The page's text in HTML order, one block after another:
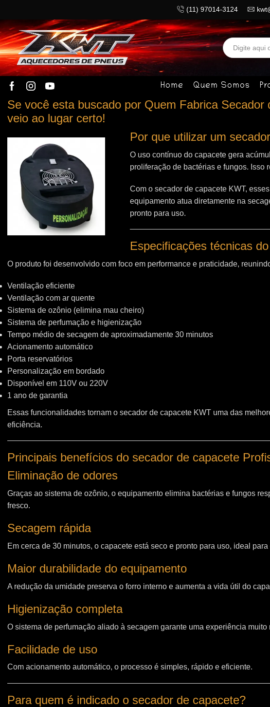
(11) 97014-3124
Home Quem Somos
Se você esta buscado por Quem Fabrica
veio ao lugar certo!
Por que utilizar um
O uso contínuo do capacete gera
proliferação de bactérias e fungos. Isso
Com o secador de capacete KWT,
equipamento atua diretamente na
pronto para uso.
Especificações técnicas
O produto foi desenvolvido com foco em performance e praticidade,
Ventilação eficiente
Ventilação com ar quente
Sistema de ozônio (elimina mau cheiro)
Sistema de perfumação e higienização
Tempo médio de secagem de aproximadamente 30 minutos
Acionamento automático
Porta reservatórios
Personalização em bordado
Disponível em 110V ou 220V
1 ano de garantia
Essas funcionalidades tornam o secador de capacete KWT uma das
eficiência.
Principais benefícios do secador de capacete
Eliminação de odores
Graças ao sistema de ozônio, o equipamento elimina bactérias e fungos
fresco.
Secagem rápida
Em cerca de 30 minutos, o capacete está seco e pronto para uso, ideal
Maior durabilidade do equipamento
A redução da umidade preserva o forro interno e aumenta a vida útil do
Higienização completa
O sistema de perfumação aliado à secagem garante uma experiência muito
Facilidade de uso
Com acionamento automático, o processo é simples, rápido e eficiente.
Para quem é indicado o secador de capacete?